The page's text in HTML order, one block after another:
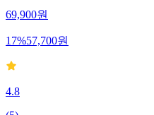
69,900원
17%57,700원
4.8